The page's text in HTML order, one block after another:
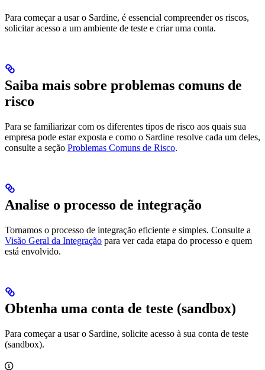
Para começar a usar o Sardine, é essencial compreender os riscos,
solicitar acesso a um ambiente de teste e criar uma conta.
Saiba mais sobre problemas comuns de
risco
Para se familiarizar com os diferentes tipos de risco aos quais sua
empresa pode estar exposta e como o Sardine resolve cada um deles,
consulte a seção Problemas Comuns de Risco.
Analise o processo de integração
Tornamos o processo de integração eficiente e simples. Consulte a
Visão Geral da Integração para ver cada etapa do processo e quem
está envolvido.
Obtenha uma conta de teste (sandbox)
Para começar a usar o Sardine, solicite acesso à sua conta de teste
(sandbox).